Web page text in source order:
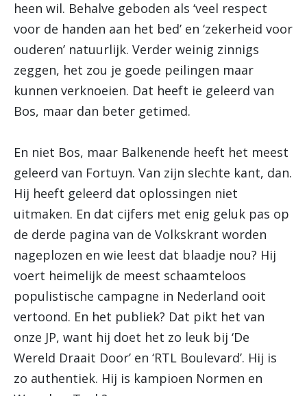
heen wil. Behalve geboden als ‘veel respect
voor de handen aan het bed’ en ‘zekerheid voor
ouderen’ natuurlijk. Verder weinig zinnigs
zeggen, het zou je goede peilingen maar
kunnen verknoeien. Dat heeft ie geleerd van
Bos, maar dan beter getimed.
En niet Bos, maar Balkenende heeft het meest
geleerd van Fortuyn. Van zijn slechte kant, dan.
Hij heeft geleerd dat oplossingen niet
uitmaken. En dat cijfers met enig geluk pas op
de derde pagina van de Volkskrant worden
nageplozen en wie leest dat blaadje nou? Hij
voert heimelijk de meest schaamteloos
populistische campagne in Nederland ooit
vertoond. En het publiek? Dat pikt het van
onze JP, want hij doet het zo leuk bij ‘De
Wereld Draait Door’ en ‘RTL Boulevard’. Hij is
zo authentiek. Hij is kampioen Normen en